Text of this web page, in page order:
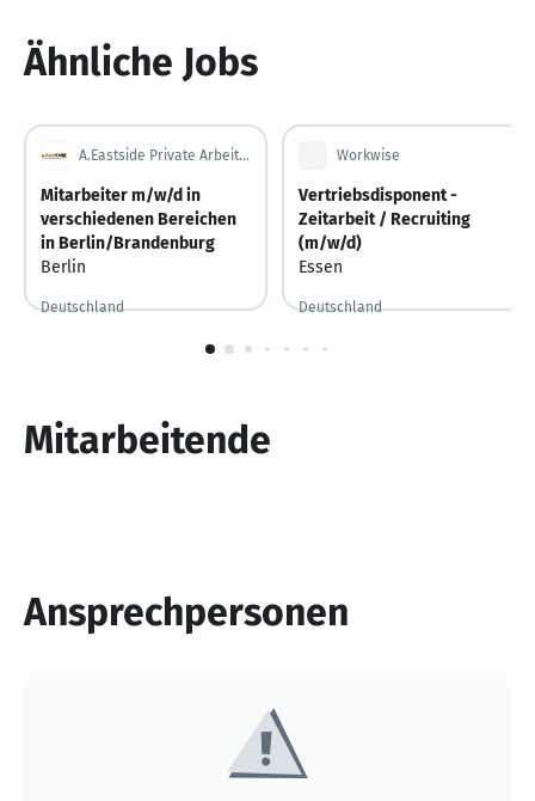
Ähnliche Jobs
A.Eastside Private Arbeitsvermittlung GbR
Mitarbeiter m/w/d in
verschiedenen Bereichen
in Berlin/Brandenburg
Berlin
Deutschland
Workwise
Vertriebsdisponent -
Zeitarbeit / Recruiting
(m/w/d)
Essen
Deutschland
Mitarbeitende
Ansprechpersonen